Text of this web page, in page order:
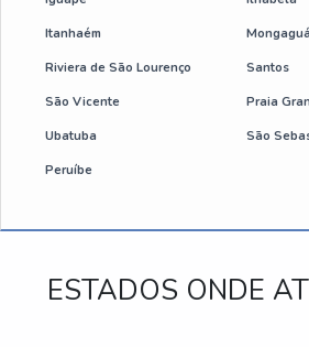
Itanhaém Mongaguá
Riviera de São Lourenço Santos
São Vicente Praia
Ubatuba São
Peruíbe
ESTADOS ONDE